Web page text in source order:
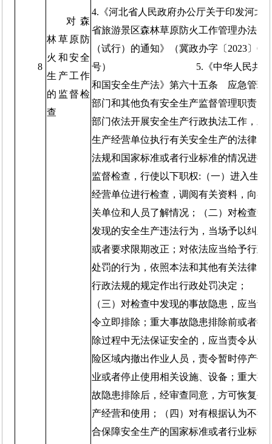
8
对森
林草原防
火和安全
生产工作
的监督检
查
4.《河北省人民政府办公厅关于印发河北
省旅游景区森林草原防火工作管理办法
（试行）的通知》（冀政办字〔2023〕61
号） 5.《中华人民共
和国安全生产法》第六十五条 应急管理
部门和其他负有安全生产监督管理职责的
部门依法开展安全生产行政执法工作，对
生产经营单位执行有关安全生产的法律、
法规和国家标准或者行业标准的情况进行
监督检查，行使以下职权:（一）进入生产
经营单位进行检查，调阅有关资料，向有
关单位和人员了解情况；（二）对检查中
发现的安全生产违法行为，当场予以纠正
或者要求限期改正；对依法应当给予行政
处罚的行为，依照本法和其他有关法律、
行政法规的规定作出行政处罚决定；
（三）对检查中发现的事故隐患，应当责
令立即排除；重大事故隐患排除前或者排
除过程中无法保证安全的，应当责令从危
险区域内撤出作业人员，责令暂时停产停
业或者停止使用相关设施、设备；重大事
故隐患排除后，经审查同意，方可恢复生
产经营和使用；（四）对有根据认为不符
合保障安全生产的国家标准或者行业标准